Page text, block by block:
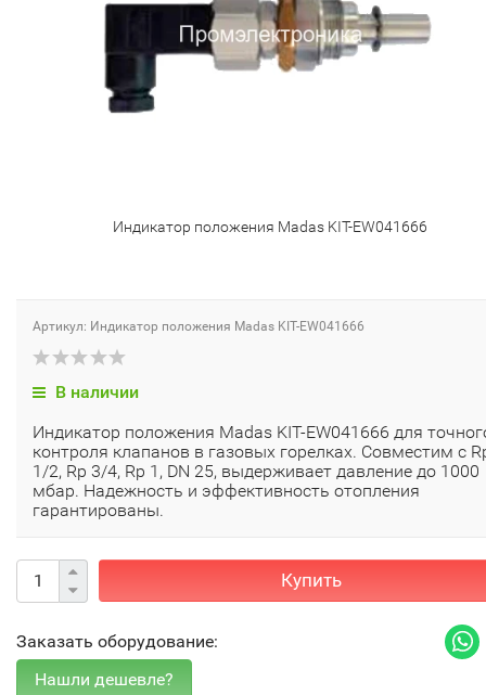
Индикатор положения Madas KIT-EW041666
Артикул: Индикатор положения Madas KIT-EW041666
В наличии
Индикатор положения Madas KIT-EW041666 для
контроля клапанов в газовых горелках. Совместим с
1/2, Rp 3/4, Rp 1, DN 25, выдерживает давление до 1000
мбар. Надежность и эффективность отопления
гарантированы.
Купить
Заказать оборудование: